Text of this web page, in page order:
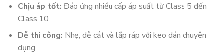
Chịu áp tốt: Đáp ứng nhiều cấp áp suất từ Class 5 đến
Class 10
Dễ thi công: Nhẹ, dễ cắt và lắp ráp với keo dán chuyên
dụng